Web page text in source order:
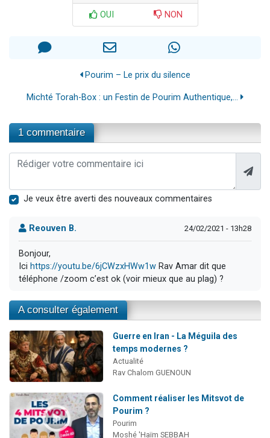
OUI NON
Pourim – Le prix du silence
Michté Torah-Box : un Festin de Pourim Authentique,...
1 commentaire
Je veux être averti des nouveaux commentaires
Reouven B. 24/02/2021 - 13h28
Bonjour,
Ici https://youtu.be/6jCWzxHWw1w Rav Amar dit que
téléphone /zoom c’est ok (voir mieux que au plag) ?
A consulter également
Guerre en Iran - La Méguila des
temps modernes ?
Actualité
Rav Chalom GUENOUN
Comment réaliser les Mitsvot de
Pourim ?
Pourim
Moshé 'Haïm SEBBAH